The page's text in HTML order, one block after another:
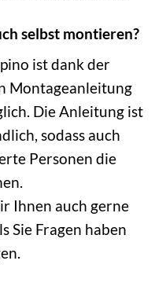
selbst montieren?
ist dank der
Montageanleitung
Die Anleitung ist
sodass auch
Personen die
Ihnen auch gerne
Sie Fragen haben